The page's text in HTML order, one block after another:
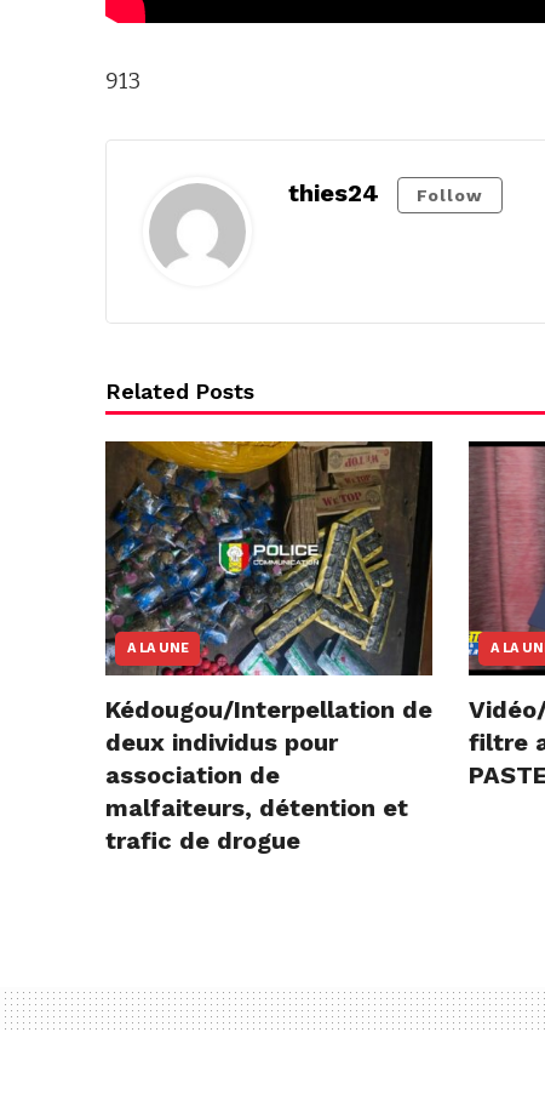
913
thies24 Follow
Related Posts
A LA UNE
Kédougou/Interpellation de
deux individus pour
association de
malfaiteurs, détention et
trafic de drogue
A LA
filtre